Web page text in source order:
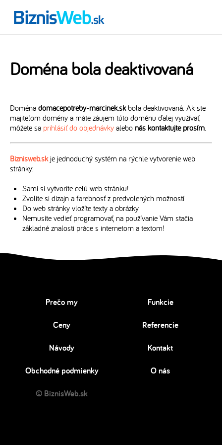
Doména bola deaktivovaná
Doména domacepotreby-marcinek.skbola deaktivovaná. Ak ste
majiteľom domény a máte záujem túto doménu ďalej využívať,
môžete sa prihlásiť do objednávky alebo nás kontaktujte prosím.
Biznisweb.skje jednoduchý systém na rýchle vytvorenie web
stránky:
Sami si vytvoríte celú web stránku!
Zvolíte si dizajn a farebnosť z predvolených možností
Do web stránky vložíte texty a obrázky
Nemusíte vedieť programovať, na používanie Vám stačia
základné znalosti práce s internetom a textom!
Prečo my Funkcie
Ceny Referencie
Návody Kontakt
Obchodné podmienky O nás
© BiznisWeb.sk